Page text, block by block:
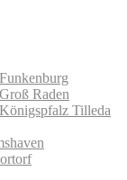
Raden
Tilleda